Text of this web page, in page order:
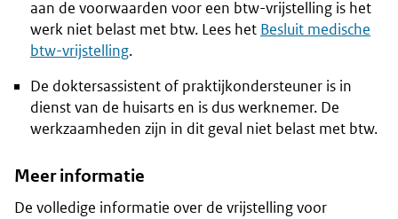
aan de voorwaarden voor een btw-vrijstelling is het
werk niet belast met btw. Lees het Besluit medische
btw-vrijstelling.
De doktersassistent of praktijkondersteuner is in
dienst van de huisarts en is dus werknemer. De
werkzaamheden zijn in dit geval niet belast met btw.
Meer informatie
De volledige informatie over de vrijstelling voor